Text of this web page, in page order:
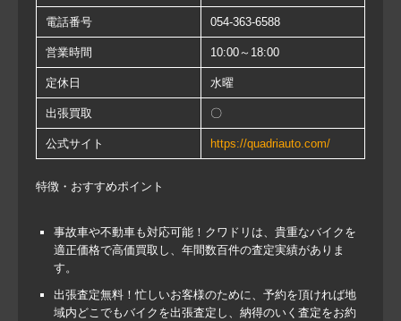
電話番号 054-363-6588
営業時間 10:00～18:00
定休日 水曜
出張買取 〇
公式サイト https://quadriauto.com/
特徴・おすすめポイント
事故車や不動車も対応可能！クワドリは、貴重なバイクを
適正価格で高価買取し、年間数百件の査定実績がありま
す。
出張査定無料！忙しいお客様のために、予約を頂ければ地
域内どこでもバイクを出張査定し、納得のいく査定をお約